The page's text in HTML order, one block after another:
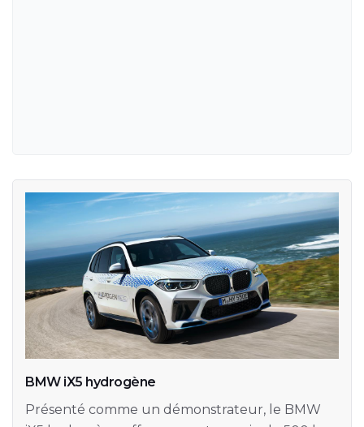
BMW iX5 hydrogène
Présenté comme un démonstrateur, le BMW